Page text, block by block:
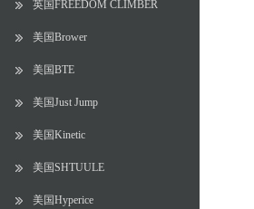
英国FREEDOM CLIMBER
美国Brower
美国BTE
美国Just Jump
美国Kinetic
美国SHTUULE
美国Hyperice